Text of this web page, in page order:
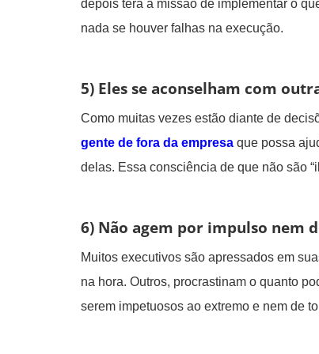
depois terá a missão de implementar o
nada se houver falhas na execução.
5) Eles se aconselham com
Como muitas vezes estão diante de
gente de fora da empresa que possa
delas. Essa consciência de que não são
6) Não agem por impulso nem
Muitos executivos são apressados em
na hora. Outros, procrastinam o quanto
serem impetuosos ao extremo e nem de